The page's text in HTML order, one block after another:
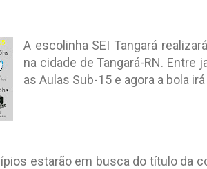
A escolinha SEI Tangará
na cidade de Tangará-RN. Entre
as Aulas Sub-15 e agora a bola
estarão em busca do título da